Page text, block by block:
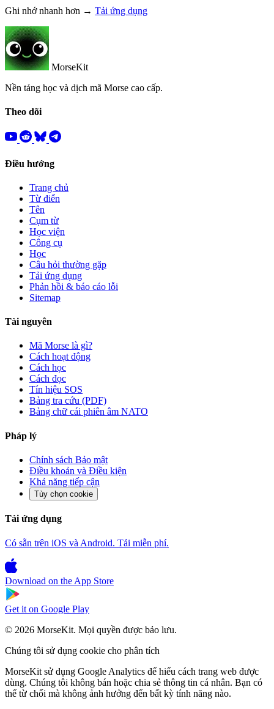
Ghi nhớ nhanh hơn → Tải ứng dụng
MorseKit
Nền tảng học và dịch mã Morse cao cấp.
Theo dõi
Điều hướng
Trang chủ
Từ điển
Tên
Cụm từ
Học viện
Công cụ
Học
Câu hỏi thường gặp
Tải ứng dụng
Phản hồi & báo cáo lỗi
Sitemap
Tài nguyên
Mã Morse là gì?
Cách hoạt động
Cách học
Cách đọc
Tín hiệu SOS
Bảng tra cứu (PDF)
Bảng chữ cái phiên âm NATO
Pháp lý
Chính sách Bảo mật
Điều khoản và Điều kiện
Khả năng tiếp cận
Tùy chọn cookie
Tải ứng dụng
Có sẵn trên iOS và Android. Tải miễn phí.
Download on the App Store
Get it on Google Play
© 2026 MorseKit. Mọi quyền được bảo lưu.
Chúng tôi sử dụng cookie cho phân tích
MorseKit sử dụng Google Analytics để hiểu cách trang web được
dùng. Chúng tôi không bán hoặc chia sẻ thông tin cá nhân. Bạn có
thể từ chối mà không ảnh hưởng đến bất kỳ tính năng nào.